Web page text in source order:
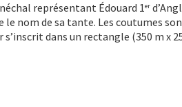
représentant Édouard 1er
le nom de sa tante. Les coutumes
s’inscrit dans un rectangle (350 m x